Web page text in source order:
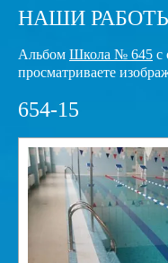
НАШИ
Альбом Школа № 645 с
просматриваете
654-15